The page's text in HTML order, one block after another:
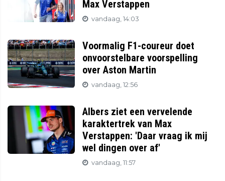
Max Verstappen
vandaag, 14:03
Voormalig F1-coureur doet
onvoorstelbare voorspelling
over Aston Martin
vandaag, 12:56
Albers ziet een vervelende
karaktertrek van Max
Verstappen: 'Daar vraag ik mij
wel dingen over af'
vandaag, 11:57